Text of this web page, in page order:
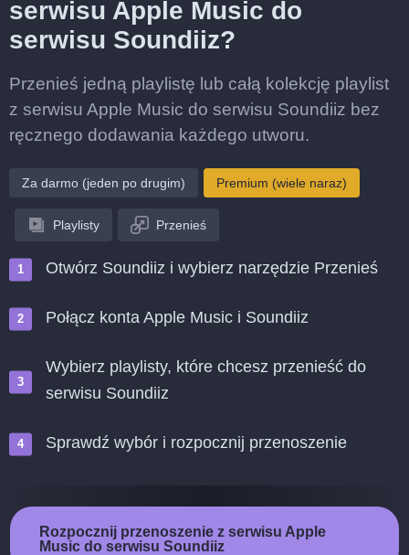
serwisu Apple Music do
serwisu Soundiiz?
Przenieś jedną playlistę lub całą kolekcję playlist
z serwisu Apple Music do serwisu Soundiiz bez
ręcznego dodawania każdego utworu.
Za darmo (jeden po drugim) Premium (wiele naraz)
Playlisty Przenieś
Otwórz Soundiiz i wybierz narzędzie Przenieś
Połącz konta Apple Music i Soundiiz
Wybierz playlisty, które chcesz przenieść do
serwisu Soundiiz
Sprawdź wybór i rozpocznij przenoszenie
Rozpocznij przenoszenie z serwisu Apple
Music do serwisu Soundiiz